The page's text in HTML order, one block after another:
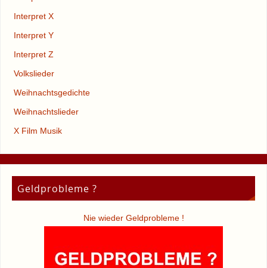
Interpret X
Interpret Y
Interpret Z
Volkslieder
Weihnachtsgedichte
Weihnachtslieder
X Film Musik
Geldprobleme ?
Nie wieder Geldprobleme !